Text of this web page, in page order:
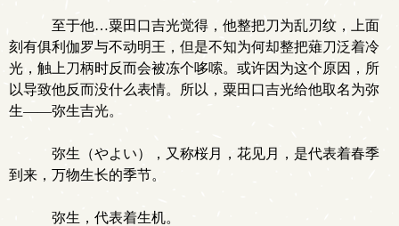
至于他…粟田口吉光觉得，他整把刀为乱刃纹，上面
刻有俱利伽罗与不动明王，但是不知为何却整把薙刀泛着冷
光，触上刀柄时反而会被冻个哆嗦。或许因为这个原因，所
以导致他反而没什么表情。所以，粟田口吉光给他取名为弥
生——弥生吉光。
弥生（やよい），又称桜月，花见月，是代表着春季
到来，万物生长的季节。
弥生，代表着生机。